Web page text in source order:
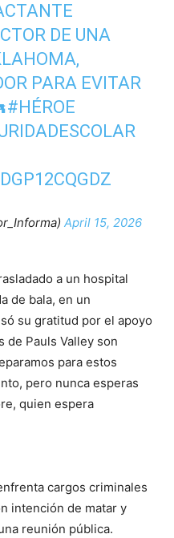
DE UNA
PARA EVITAR
#HÉROE
April 15, 2026
a un hospital
de bala, en un
su gratitud por el apoyo
de Pauls Valley son
para estos
pero nunca esperas
quien espera
cargos criminales
intención de matar y
reunión pública.